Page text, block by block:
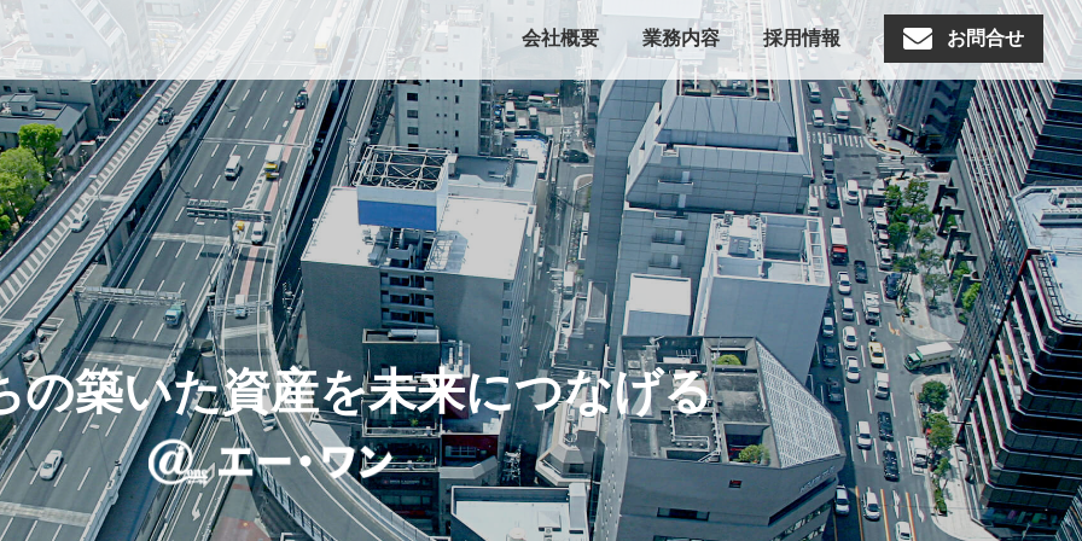
会社概要 業務内容 採用情報 お問合せ
の築いた資産を未来につなげる